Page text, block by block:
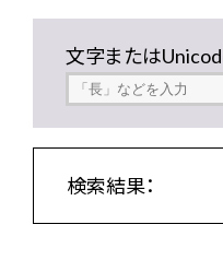
文字またはUnicode
検索結果：